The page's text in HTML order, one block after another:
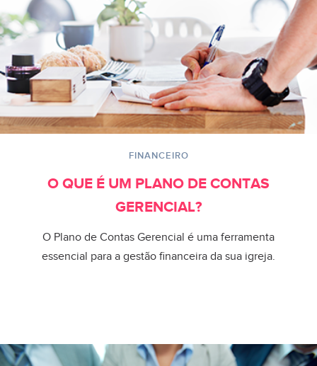
FINANCEIRO
O QUE É UM PLANO DE CONTAS
GERENCIAL?
O Plano de Contas Gerencial é uma ferramenta
essencial para a gestão financeira da sua igreja.